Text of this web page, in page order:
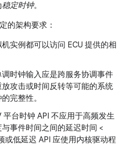
稳定时钟。
的架构要求：
机实例都可以访问 ECU 提供的相
时钟输入应是跨服务协调事件
攻击或时间反转等可能的系统
完整性。
平台时钟 API 不应用于高频发生
与事件时间之间的延迟时间 <
或低延迟 API 应使用内核驱动程